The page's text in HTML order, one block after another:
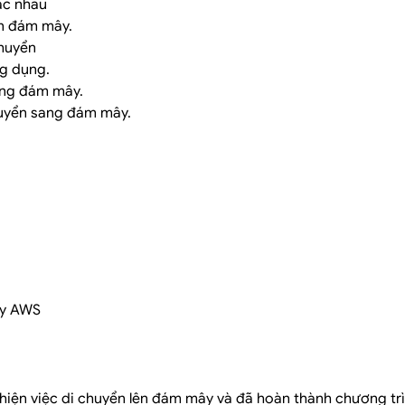
nhau
đám mây.
dụng.
đám mây.
sang đám mây.
AWS
việc di chuyển lên đám mây và đã hoàn thành chương